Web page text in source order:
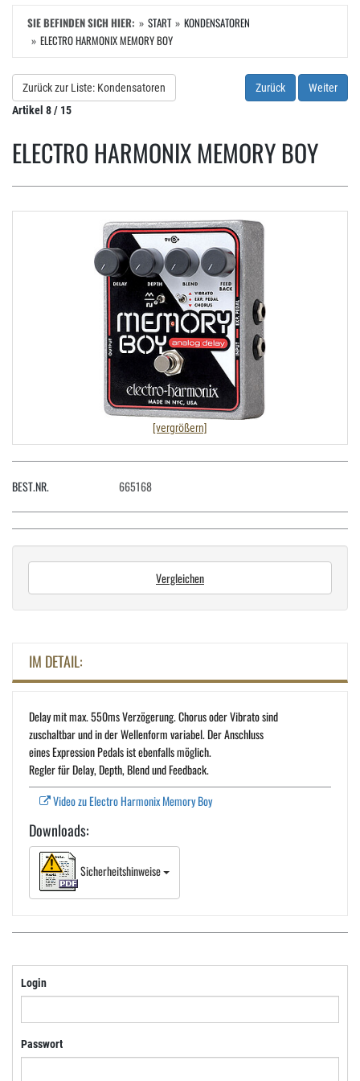
SIE BEFINDEN SICH HIER: START
KONDENSATOREN
ELECTRO HARMONIX MEMORY BOY
Zurück zur Liste: Kondensatoren Zurück
Weiter
Artikel 8 / 15
ELECTRO HARMONIX MEMORY BOY
[vergrößern]
BEST.NR. 665168
Vergleichen
IM DETAIL:
Delay mit max. 550ms Verzögerung. Chorus oder Vibrato sind
zuschaltbar und in der Wellenform variabel. Der Anschluss
eines Expression Pedals ist ebenfalls möglich.
Regler für Delay, Depth, Blend und Feedback.
Video zu Electro Harmonix Memory Boy
Downloads:
Sicherheitshinweise
Login
Passwort